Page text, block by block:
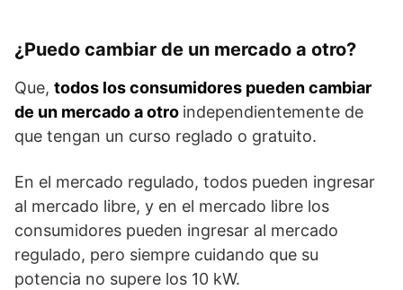
¿Puedo cambiar de un mercado a otro?
Que, todos los consumidores pueden cambiar
de un mercado a otro independientemente de
que tengan un curso reglado o gratuito.
En el mercado regulado, todos pueden ingresar
al mercado libre, y en el mercado libre los
consumidores pueden ingresar al mercado
regulado, pero siempre cuidando que su
potencia no supere los 10 kW.